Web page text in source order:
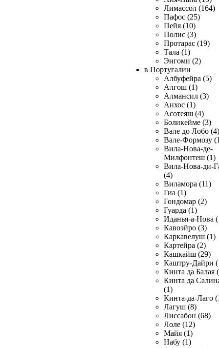
Лимассол (164)
Пафос (25)
Пейя (10)
Полис (3)
Протарас (19)
Тала (1)
Энгоми (2)
в Португалии
Албуфейра (5)
Алгош (1)
Алмансил (3)
Анхос (1)
Асотеяш (4)
Боликейме (3)
Вале до Лобо (4)
Вале-Формозу
Вила-Нова-де-
Милфонтеш (1)
Вила-Нова-ди-
(4)
Виламора (11)
Гиа (1)
Гондомар (2)
Гуарда (1)
Иданья-а-Нова
Кавоэйро (3)
Каркавелуш (1)
Картейра (2)
Кашкайш (29)
Каштру-Дайри
Кинта да Балая
Кинта да
(1)
Кинта-да-Лаго
Лагуш (8)
Лиссабон (68)
Лоле (12)
Майя (1)
Набу (1)